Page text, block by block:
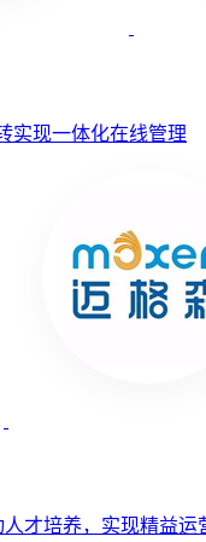
实现一体化在线管理
才培养，实现精益运